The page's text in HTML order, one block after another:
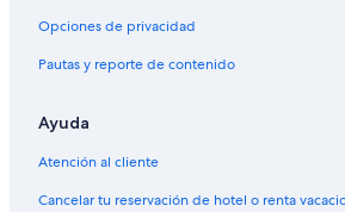
Hoteles para fumadores en Aurora
Hoteles de Motel 6 en Aurora
Wyndham Hotels en Aurora
Hoteles en Aurora
Opciones de privacidad
Pautas y reporte de contenido
Ayuda
Atención al cliente
Cancelar tu reservación de hotel o renta